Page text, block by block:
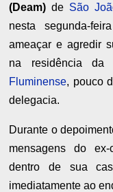
(Deam) de São
nesta segunda-
ameaçar e agredir
na residência
Fluminense, pouco
delegacia.
Durante o
mensagens do ex-
dentro de sua
imediatamente ao